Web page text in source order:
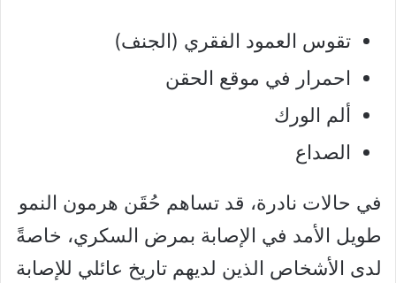
تقوس العمود الفقري (الجنف)
احمرار في موقع الحقن
ألم الورك
الصداع
في حالات نادرة، قد تساهم حُقَن هرمون النمو
طويل الأمد في الإصابة بمرض السكري، خاصةً
لدى الأشخاص الذين لديهم تاريخ عائلي للإصابة